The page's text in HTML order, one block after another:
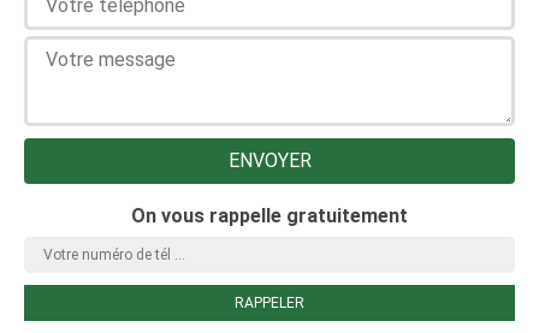
On vous rappelle gratuitement